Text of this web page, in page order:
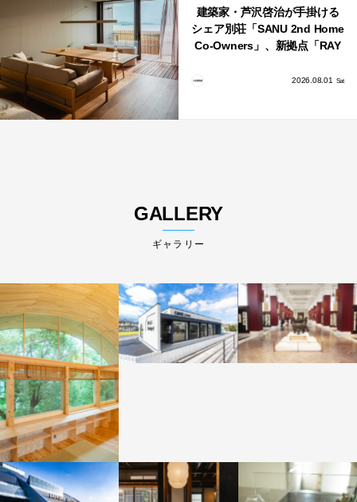
建築家・芦沢啓治が手掛ける
シェア別荘「SANU 2nd Home
Co-Owners」、新拠点「RAY
2026.08.01 Sat
GALLERY
ギャラリー